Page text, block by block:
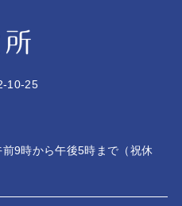
10-25
9時から午後5時まで（祝休